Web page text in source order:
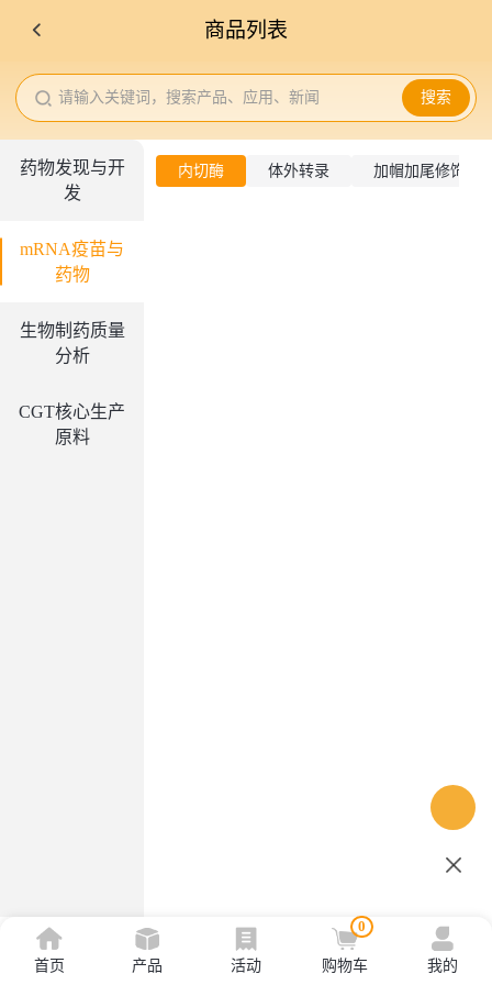
商品列表
请输入关键词，搜索产品、应用、新闻 搜索
药物发现与开
发
mRNA疫苗与
药物
生物制药质量
分析
CGT核心生产
原料
内切酶 体外转录 加帽加尾修饰
首页 产品 活动
0
购物车 我的